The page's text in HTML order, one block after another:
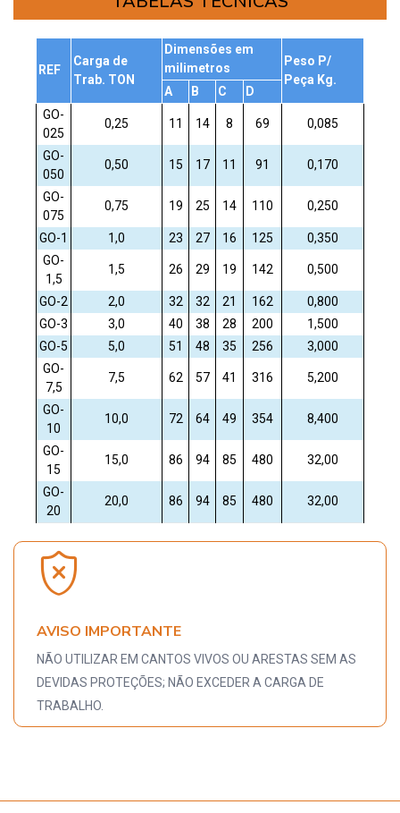
REF
Carga de
Trab. TON
Dimensões em
milimetros
Peso P/
Peça Kg.
A
B C
D
GO-
025
0,25 11 14 8 69 0,085
GO-
050
0,50 15 17 11 91 0,170
GO-
075
0,75 19 25 14 110 0,250
GO-1 1,0 23 27 16 125
0,350
GO-
1,5
1,5 26 29 19 142 0,500
GO-2 2,0 32 32 21 162
0,800
GO-3
3,0 40 38 28 200
1,500
GO-5
5,0 51 48 35 256
3,000
GO-
7,5
7,5 62 57 41 316 5,200
GO-
10
10,0 72 64 49 354 8,400
GO-
15
15,0 86 94 85 480 32,00
GO-
20
20,0 86 94 85 480 32,00
AVISO IMPORTANTE
NÃO UTILIZAR EM CANTOS VIVOS OU ARESTAS SEM AS
DEVIDAS PROTEÇÕES; NÃO EXCEDER A CARGA DE
TRABALHO.